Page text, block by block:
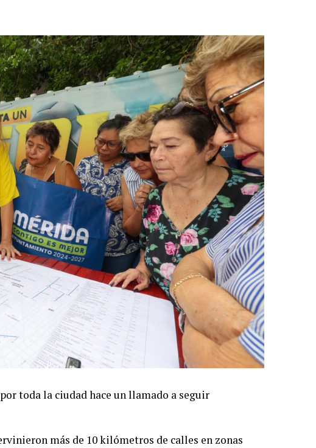
toda la ciudad hace un llamado a seguir
más de 10 kilómetros de calles en zonas